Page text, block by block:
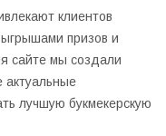
клиентов
призов и
сайте мы создали
актуальные
лучшую букмекерскую